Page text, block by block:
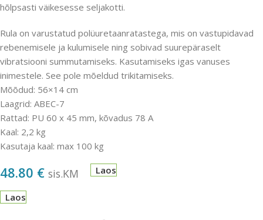
hõlpsasti väikesesse seljakotti.
Rula on varustatud polüuretaanratastega, mis on vastupidavad
rebenemisele ja kulumisele ning sobivad suurepäraselt
vibratsiooni summutamiseks. Kasutamiseks igas vanuses
inimestele. See pole mõeldud trikitamiseks.
Mõõdud: 56×14 cm
Laagrid: ABEC-7
Rattad: PU 60 x 45 mm, kõvadus 78 A
Kaal: 2,2 kg
Kasutaja kaal: max 100 kg
48.80 € sis.KM Laos
Laos